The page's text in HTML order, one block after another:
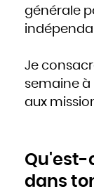
générale
Je
semaine à
aux
Qu'est-
dans